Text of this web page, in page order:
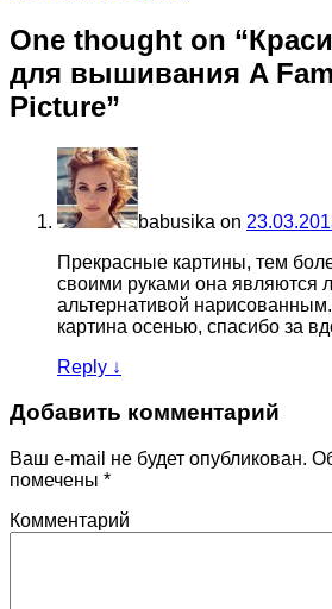
One thought on “
для вышивания A
Picture”
babusika on
Прекрасные картины, тем
своими руками она являются
альтернативой
картина осенью, спасибо за
Reply ↓
Добавить комментарий
Ваш e-mail не будет опубликован.
помечены *
Комментарий